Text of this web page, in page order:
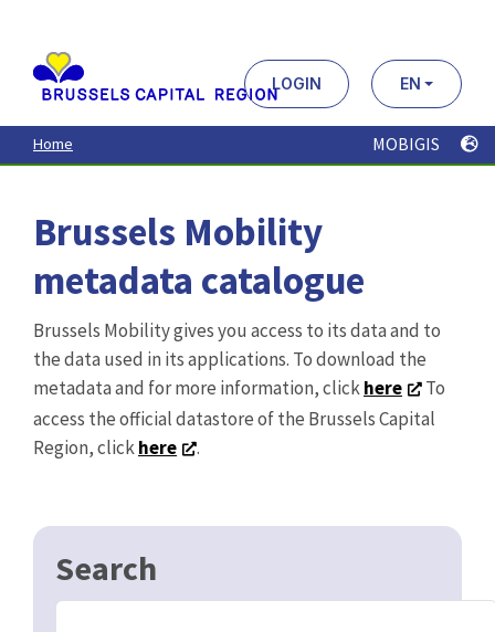
contenu
principal
LOGIN EN
Home MOBIGIS
Brussels Mobility
metadata catalogue
Brussels Mobility gives you access to its data and to
the data used in its applications. To download the
metadata and for more information, clickhere
To
access the official datastore of the Brussels Capital
Region, clickhere .
Search